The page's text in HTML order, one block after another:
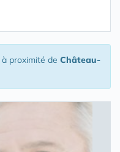
à proximité de Château-